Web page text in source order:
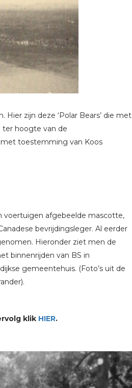
Hier zijn deze ‘Polar Bears’ die met
ter hoogte van de
met toestemming van Koos
voertuigen afgebeelde mascotte,
bevrijdingsleger. Al eerder
Hieronder ziet men de
binnenrijden van BS in
gemeentehuis. (Foto’s uit de
klik HIER.